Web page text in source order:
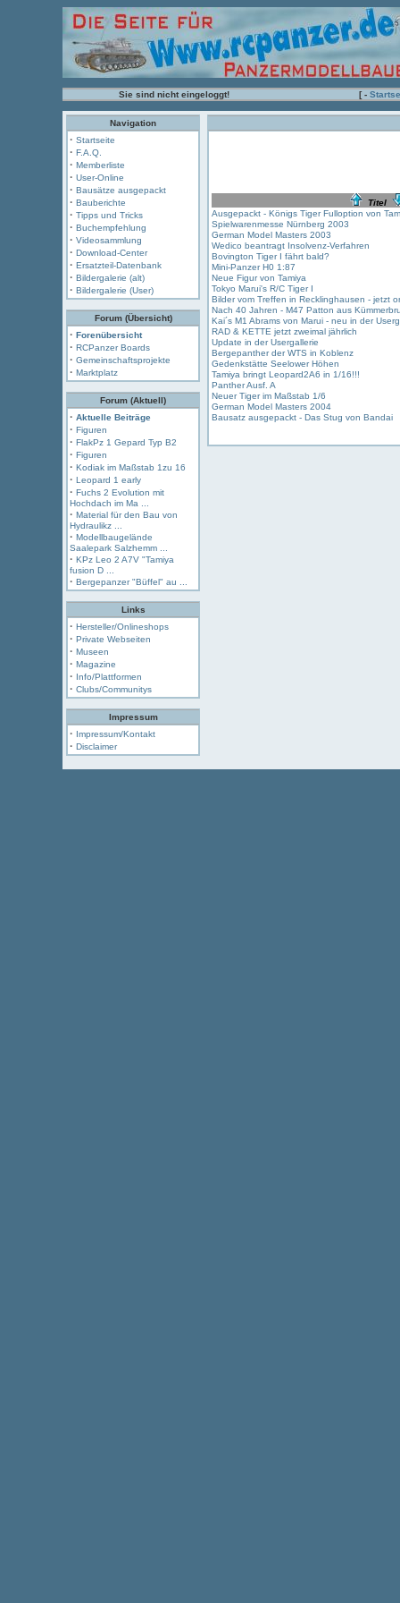
Sie sind nicht eingeloggt! [ -
Navigation
· Startseite
· F.A.Q.
· Memberliste
· User-Online
· Bausätze ausgepackt
· Bauberichte
· Tipps und Tricks
· Buchempfehlung
· Videosammlung
· Download-Center
· Ersatzteil-Datenbank
· Bildergalerie (alt)
· Bildergalerie (User)
Forum (Übersicht)
· Forenübersicht
· RCPanzer Boards
· Gemeinschaftsprojekte
· Marktplatz
Forum (Aktuell)
· Aktuelle Beiträge
· Figuren
· FlakPz 1 Gepard Typ B2
· Figuren
· Kodiak im Maßstab 1zu 16
· Leopard 1 early
· Fuchs 2 Evolution mit
Hochdach im Ma ...
· Material für den Bau von
Hydraulikz ...
· Modellbaugelände
Saalepark Salzhemm ...
· KPz Leo 2 A7V "Tamiya
fusion D ...
· Bergepanzer "Büffel" au ...
Links
· Hersteller/Onlineshops
· Private Webseiten
· Museen
· Magazine
· Info/Plattformen
· Clubs/Communitys
Impressum
· Impressum/Kontakt
· Disclaimer
Titel
Ausgepackt - Königs Tiger Fulloption von
Spielwarenmesse Nürnberg 2003
German Model Masters 2003
Wedico beantragt Insolvenz-Verfahren
Bovington Tiger I fährt bald?
Mini-Panzer H0 1:87
Neue Figur von Tamiya
Tokyo Marui's R/C Tiger I
Bilder vom Treffen in Recklinghausen - jetzt
Nach 40 Jahren - M47 Patton aus
Kai´s M1 Abrams von Marui - neu in der
RAD & KETTE jetzt zweimal jährlich
Update in der Usergallerie
Bergepanther der WTS in Koblenz
Gedenkstätte Seelower Höhen
Tamiya bringt Leopard2A6 in 1/16!!!
Panther Ausf. A
Neuer Tiger im Maßstab 1/6
German Model Masters 2004
Bausatz ausgepackt - Das Stug von Bandai